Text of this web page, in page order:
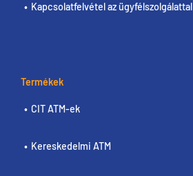
Kapcsolatfelvétel az ügyfélszolgálattal
Termékek
CIT ATM-ek
Kereskedelmi ATM